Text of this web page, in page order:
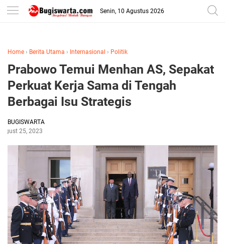
-->
Senin, 10 Agustus 2026
Home › Berita Utama › Internasional › Politik
Prabowo Temui Menhan AS, Sepakat
Perkuat Kerja Sama di Tengah
Berbagai Isu Strategis
BUGISWARTA
25, 2023